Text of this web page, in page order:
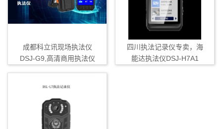
成都科立讯现场执法仪
DSJ-G9,高清商用执法仪
四川执法记录仪专卖，海
能达执法仪DSJ-H7A1